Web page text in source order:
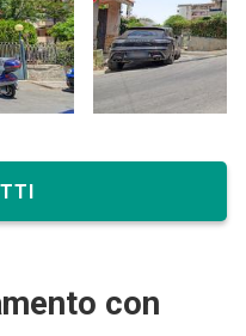
con